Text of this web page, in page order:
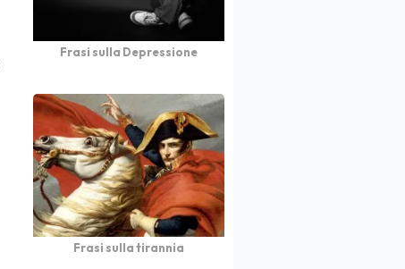
Frasi sulla Depressione
Frasi sulla tirannia